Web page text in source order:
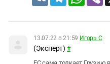
13.07.22 в 21:59 Игорь С
(Эксперт) #